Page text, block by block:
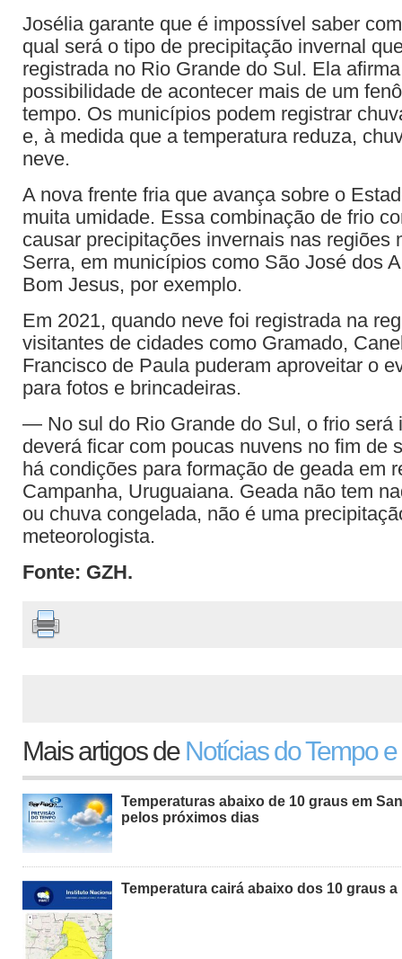
Josélia garante que é impossível saber
qual será o tipo de precipitação invernal
registrada no Rio Grande do Sul. Ela
possibilidade de acontecer mais de um
tempo. Os municípios podem registrar
e, à medida que a temperatura reduza,
neve.
A nova frente fria que avança sobre o
muita umidade. Essa combinação de frio
causar precipitações invernais nas regiões
Serra, em municípios como São José dos
Bom Jesus, por exemplo.
Em 2021, quando neve foi registrada na
visitantes de cidades como Gramado,
Francisco de Paula puderam aproveitar o
para fotos e brincadeiras.
— No sul do Rio Grande do Sul, o frio será
deverá ficar com poucas nuvens no fim de
há condições para formação de geada em
Campanha, Uruguaiana. Geada não tem
ou chuva congelada, não é uma
meteorologista.
Fonte: GZH.
Mais artigos de Notícias do Tempo
Temperaturas abaixo de 10 graus em
pelos próximos dias
Temperatura cairá abaixo dos 10 graus